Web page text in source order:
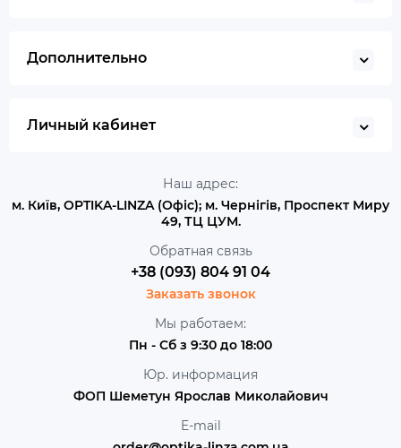
Дополнительно
Личный кабинет
Наш адрес:
м. Київ, OPTIKA-LINZA (Офіс); м. Чернігів, Проспект Миру
49, ТЦ ЦУМ.
Обратная связь
+38 (093) 804 91 04
Заказать звонок
Мы работаем:
Пн - Сб з 9:30 до 18:00
Юр. информация
ФОП Шеметун Ярослав Миколайович
E-mail